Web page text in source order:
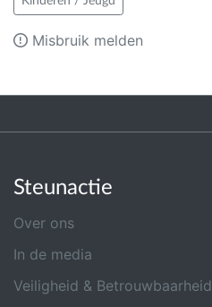
Misbruik melden
Steunactie
Over ons
In de media
Veiligheid & Betrouwbaarheid